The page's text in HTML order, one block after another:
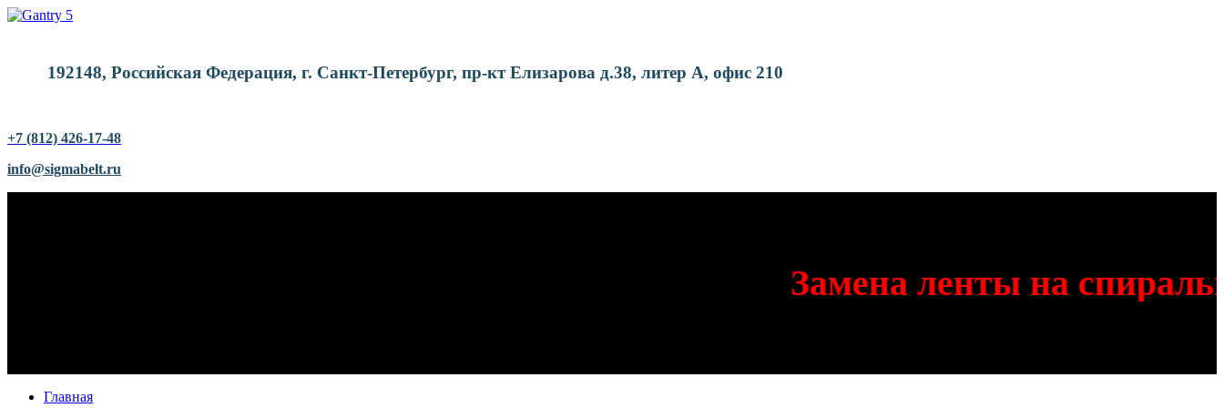
192148, Российская Федерация, г. Санкт-Петербург, пр-кт Елизарова д.38, литер А, офис 210
+7 (812) 426-17-48
info@sigmabelt.ru
Замена ленты на
Главная